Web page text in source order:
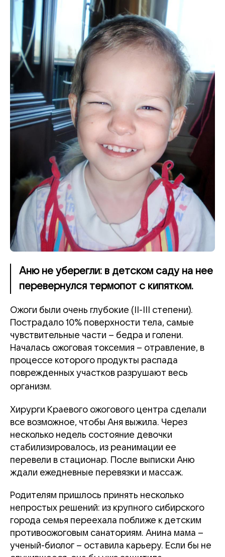
Аню не уберегли: в детском саду на нее
перевернулся термопот с кипятком.
Ожоги были очень глубокие (II-III степени).
Пострадало 10% поверхности тела, самые
чувствительные части – бедра и голени.
Началась ожоговая токсемия – отравление, в
процессе которого продукты распада
поврежденных участков разрушают весь
организм.
Хирурги Краевого ожогового центра сделали
все возможное, чтобы Аня выжила. Через
несколько недель состояние девочки
стабилизировалось, из реанимации ее
перевели в стационар. После выписки Аню
ждали ежедневные перевязки и массаж.
Родителям пришлось принять несколько
непростых решений: из крупного сибирского
города семья переехала поближе к детским
противоожоговым санаториям. Анина мама –
ученый-биолог – оставила карьеру. Если бы не